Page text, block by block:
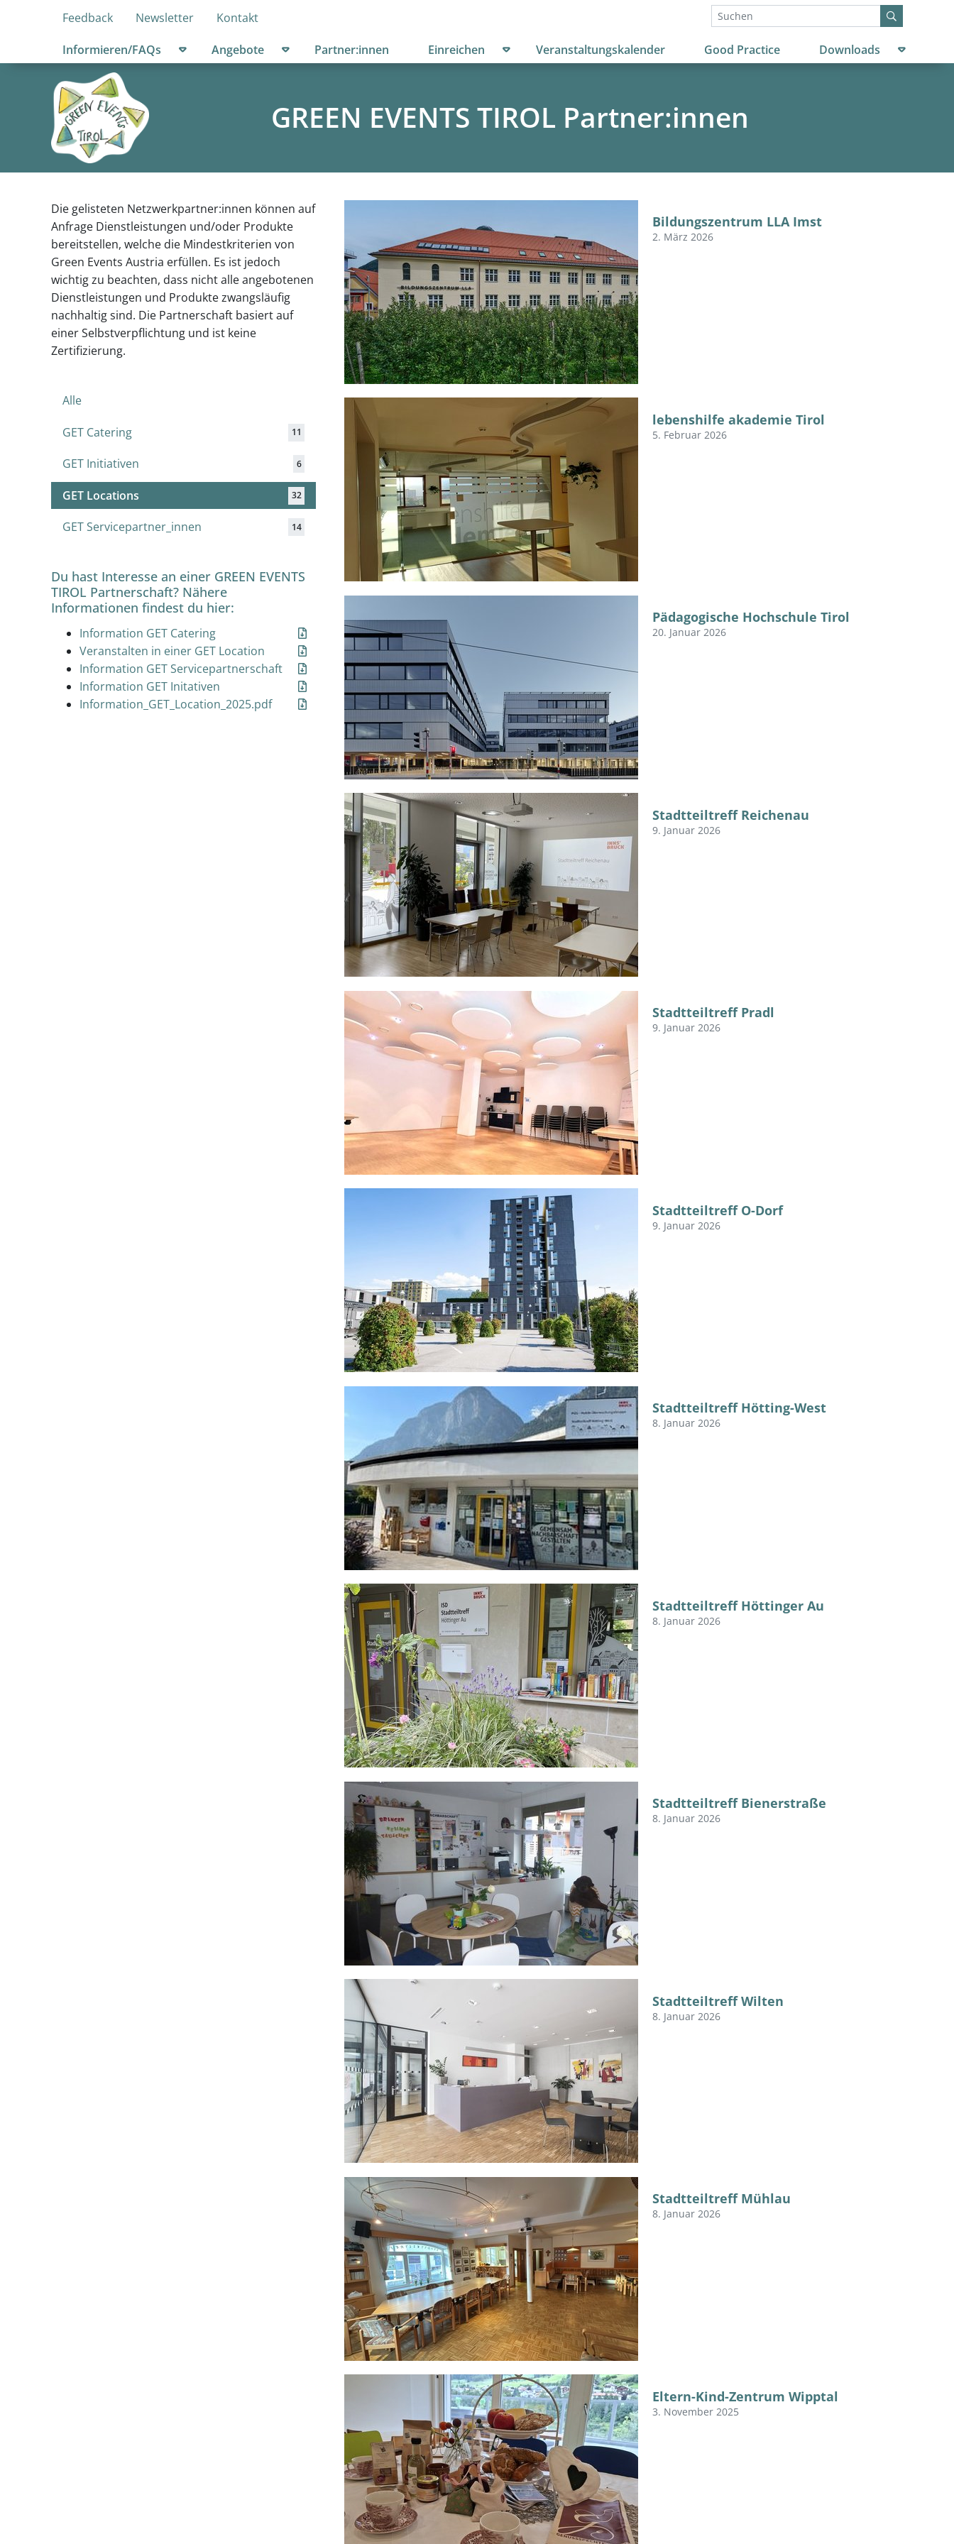
Feedback Newsletter Kontakt
Informieren/FAQs Untermenü öffnen
Angebote Untermenü öffnen
Partner:innen Einreichen Untermenü öffnen
Veranstaltungskalender Good Practice Downloads
GREEN EVENTS TIROL Partner:innen
Die gelisteten Netzwerkpartner:innen können auf
Anfrage Dienstleistungen und/oder Produkte
bereitstellen, welche die Mindestkriterien von
Green Events Austria erfüllen. Es ist jedoch
wichtig zu beachten, dass nicht alle angebotenen
Dienstleistungen und Produkte zwangsläufig
nachhaltig sind. Die Partnerschaft basiert auf
einer Selbstverpflichtung und ist keine
Zertifizierung.
Alle
GET Catering 11
GET Initiativen 6
GET Locations 32
GET Servicepartner_innen 14
Du hast Interesse an einer GREEN EVENTS
TIROL Partnerschaft? Nähere
Informationen findest du hier:
Information GET Catering
Veranstalten in einer GET Location
Information GET Servicepartnerschaft
Information GET Initativen
Information_GET_Location_2025.pdf
Bildungszentrum LLA Imst
2. März 2026
lebenshilfe akademie Tirol
5. Februar 2026
Pädagogische Hochschule Tirol
20. Januar 2026
Stadtteiltreff Reichenau
9. Januar 2026
Stadtteiltreff Pradl
9. Januar 2026
Stadtteiltreff O-Dorf
9. Januar 2026
Stadtteiltreff Hötting-West
8. Januar 2026
Stadtteiltreff Höttinger Au
8. Januar 2026
Stadtteiltreff Bienerstraße
8. Januar 2026
Stadtteiltreff Wilten
8. Januar 2026
Stadtteiltreff Mühlau
8. Januar 2026
Eltern-Kind-Zentrum Wipptal
3. November 2025